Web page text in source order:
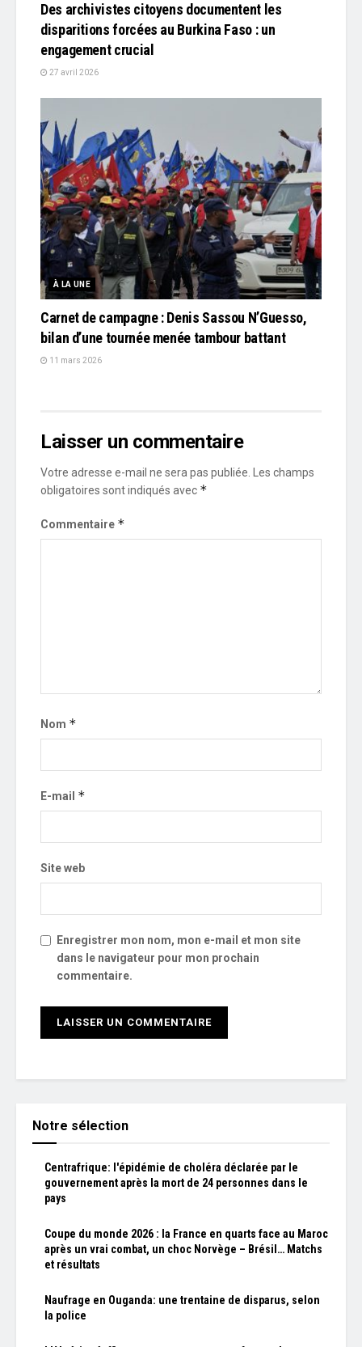
Des archivistes citoyens documentent les
disparitions forcées au Burkina Faso : un
engagement crucial
27 avril 2026
À LA UNE
Carnet de campagne : Denis Sassou N’Guesso,
bilan d’une tournée menée tambour battant
11 mars 2026
Laisser un commentaire
Votre adresse e-mail ne sera pas publiée. Les champs
obligatoires sont indiqués avec *
Commentaire *
Nom *
E-mail *
Site web
Enregistrer mon nom, mon e-mail et mon site
dans le navigateur pour mon prochain
commentaire.
Notre sélection
Centrafrique: l'épidémie de choléra déclarée par le
gouvernement après la mort de 24 personnes dans le
pays
Coupe du monde 2026 : la France en quarts face au Maroc
après un vrai combat, un choc Norvège – Brésil… Matchs
et résultats
Naufrage en Ouganda: une trentaine de disparus, selon
la police